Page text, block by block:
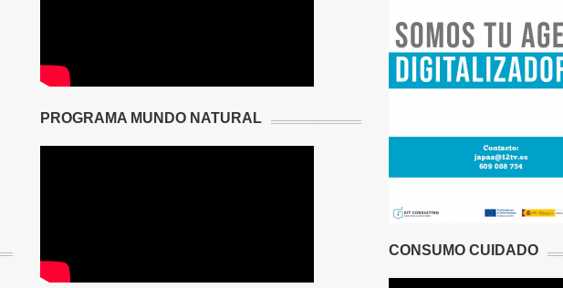
PROGRAMA MUNDO NATURAL
CONSUMO CUIDADO